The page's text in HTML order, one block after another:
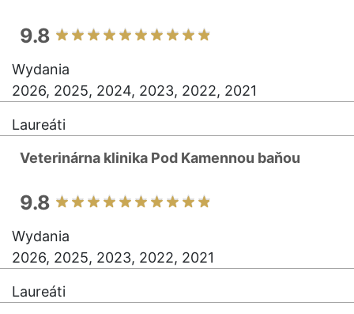
9.8
Wydania
2026, 2025, 2024, 2023, 2022, 2021
Laureáti
Veterinárna klinika Pod Kamennou baňou
9.8
Wydania
2026, 2025, 2023, 2022, 2021
Laureáti